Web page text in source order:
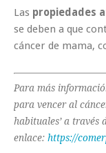
Las propiedades
se deben a que
cáncer de mama,
Para más
para vencer al
habituales’ a través
enlace: https://